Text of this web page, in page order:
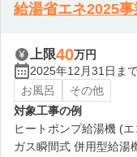
給湯省エネ2025事
上限40万円
2025年12月31日ま
お風呂
その他
対象工事の例
ヒートポンプ給湯機 (
ガス瞬間式 併用型給湯